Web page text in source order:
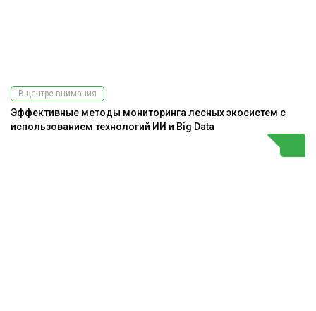
В центре внимания
Эффективные методы мониторинга лесных экосистем с
использованием технологий ИИ и Big Data